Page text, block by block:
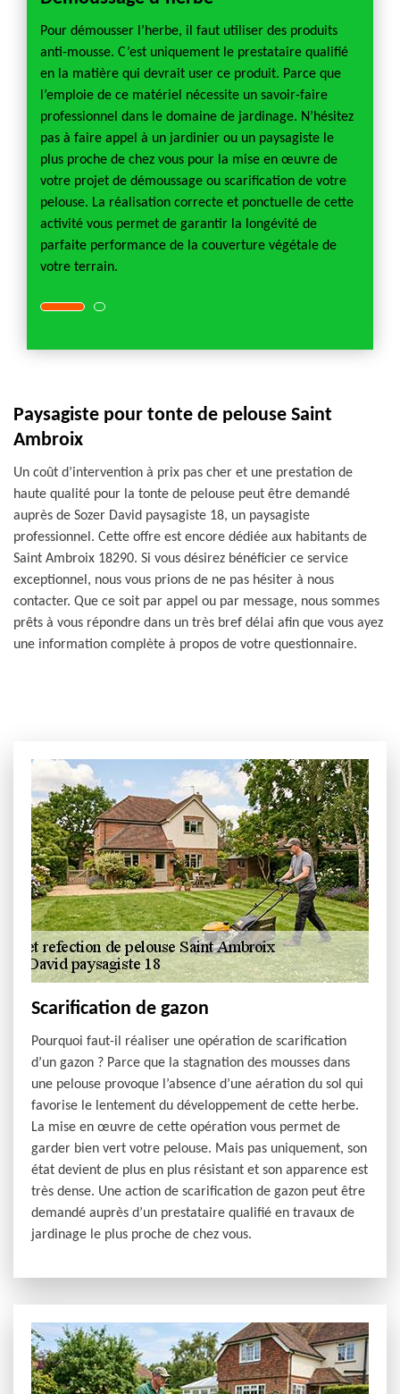
Pour démousser l’herbe, il faut utiliser des produits
anti-mousse. C’est uniquement le prestataire qualifié
en la matière qui devrait user ce produit. Parce que
l’emploie de ce matériel nécessite un savoir-faire
professionnel dans le domaine de jardinage. N’hésitez
pas à faire appel à un jardinier ou un paysagiste le
plus proche de chez vous pour la mise en œuvre de
votre projet de démoussage ou scarification de votre
pelouse. La réalisation correcte et ponctuelle de cette
activité vous permet de garantir la longévité de
parfaite performance de la couverture végétale de
votre terrain.
Paysagiste pour tonte de pelouse Saint
Ambroix
Un coût d’intervention à prix pas cher et une prestation de
haute qualité pour la tonte de pelouse peut être demandé
auprès de Sozer David paysagiste 18, un paysagiste
professionnel. Cette offre est encore dédiée aux habitants de
Saint Ambroix 18290. Si vous désirez bénéficier ce service
exceptionnel, nous vous prions de ne pas hésiter à nous
contacter. Que ce soit par appel ou par message, nous sommes
prêts à vous répondre dans un très bref délai afin que vous ayez
une information complète à propos de votre questionnaire.
Scarification de gazon
Pourquoi faut-il réaliser une opération de scarification
d’un gazon ? Parce que la stagnation des mousses dans
une pelouse provoque l’absence d’une aération du sol qui
favorise le lentement du développement de cette herbe.
La mise en œuvre de cette opération vous permet de
garder bien vert votre pelouse. Mais pas uniquement, son
état devient de plus en plus résistant et son apparence est
très dense. Une action de scarification de gazon peut être
demandé auprès d’un prestataire qualifié en travaux de
jardinage le plus proche de chez vous.